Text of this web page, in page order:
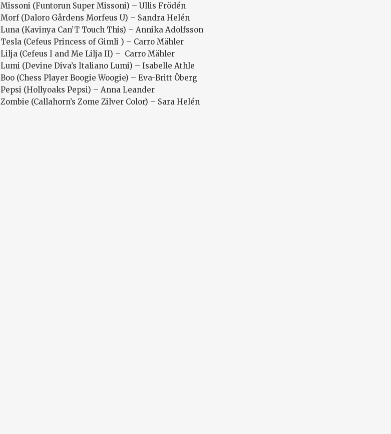
Missoni (Funtorun Super Missoni) – Ullis Frödén
Morf (Daloro Gårdens Morfeus U) – Sandra Helén
Luna (Kavinya Can’T Touch This) – Annika Adolfsson
Tesla (Cefeus Princess of Gimli ) – Carro Mähler
Lilja (Cefeus I and Me Lilja II) – Carro Mähler
Lumi (Devine Diva’s Italiano Lumi) – Isabelle Athle
Boo (Chess Player Boogie Woogie) – Eva-Britt Öberg
Pepsi (Hollyoaks Pepsi) – Anna Leander
Zombie (Callahorn’s Zome Zilver Color) – Sara Helén